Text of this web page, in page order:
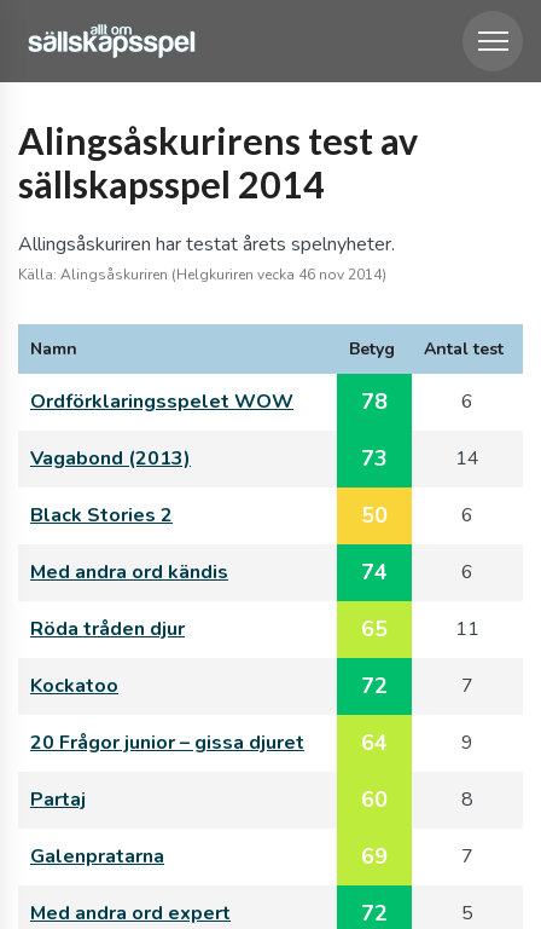
Alingsåskurirens test av
sällskapsspel 2014
Allingsåskuriren har testat årets spelnyheter.
Källa: Alingsåskuriren (Helgkuriren vecka 46 nov 2014)
Namn Betyg Antal test
Ordförklaringsspelet WOW 78 6
Vagabond (2013) 73 14
Black Stories 2 50 6
Med andra ord kändis 74 6
Röda tråden djur 65 11
Kockatoo 72 7
20 Frågor junior – gissa djuret 64 9
Partaj 60 8
Galenpratarna 69 7
Med andra ord expert 72 5